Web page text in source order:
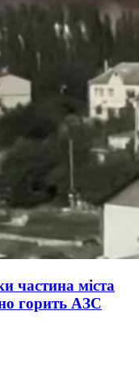
частина міста
горить АЗС